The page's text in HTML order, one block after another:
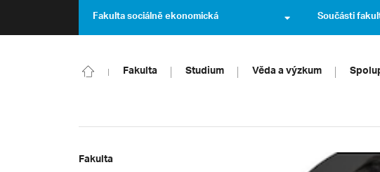
Fakulta sociálně ekonomická Součásti
Fakulta Studium Věda a výzkum
Fakulta